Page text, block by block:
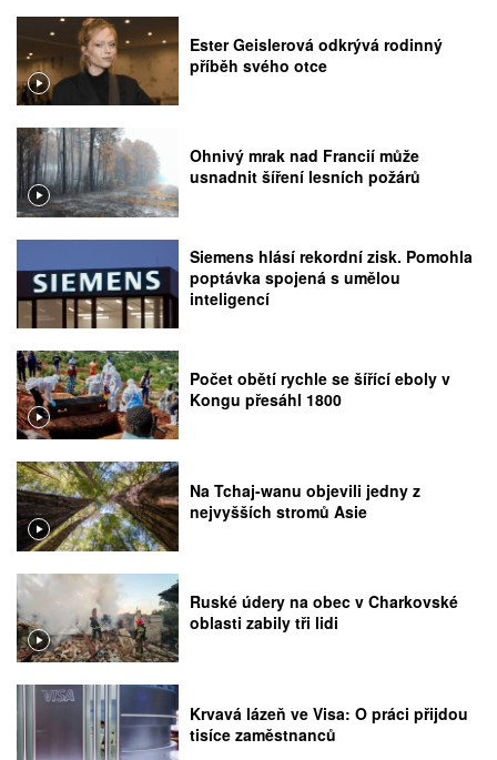
Ester Geislerová odkrývá rodinný
příběh svého otce
Ohnivý mrak nad Francií může
usnadnit šíření lesních požárů
Siemens hlásí rekordní zisk. Pomohla
poptávka spojená s umělou
inteligencí
Počet obětí rychle se šířící eboly v
Kongu přesáhl 1800
Na Tchaj-wanu objevili jedny z
nejvyšších stromů Asie
Ruské údery na obec v Charkovské
oblasti zabily tři lidi
Krvavá lázeň ve Visa: O práci přijdou
tisíce zaměstnanců